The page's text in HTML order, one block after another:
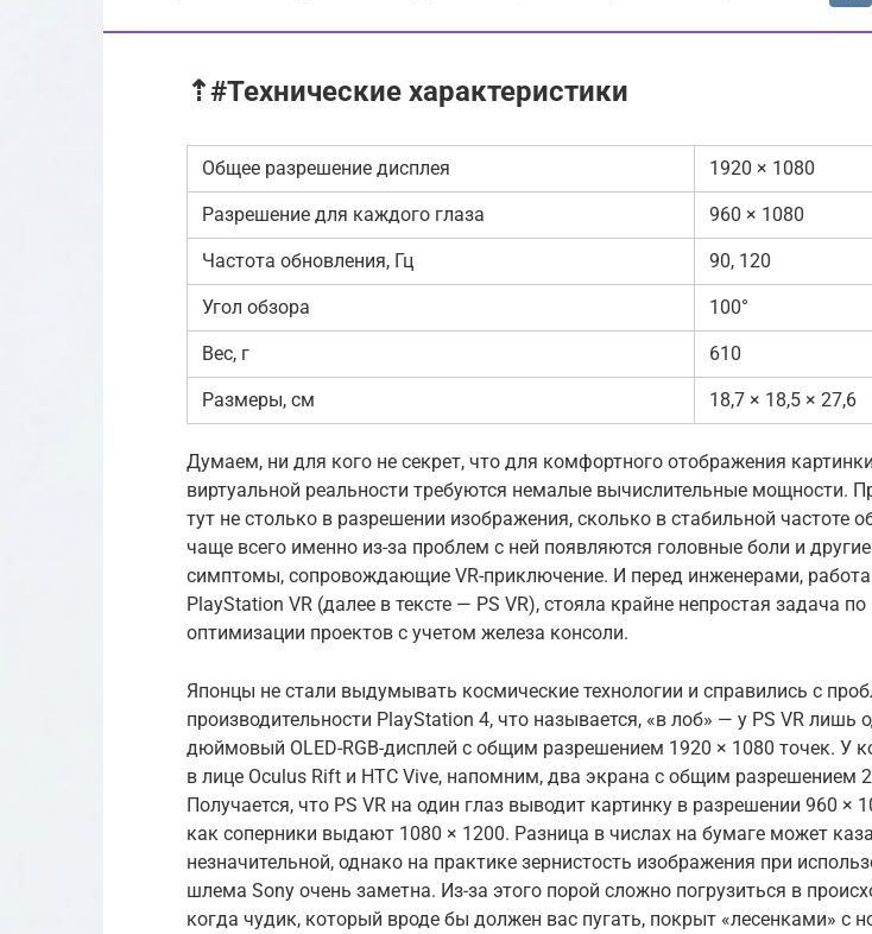
⇡#Технические характеристики
Общее разрешение дисплея 1920 × 1080
Разрешение для каждого глаза 960 × 1080
Частота обновления, Гц 90, 120
Угол обзора 100°
Вес, г 610
Размеры, см 18,7 × 18,5 × 27,6
Думаем, ни для кого не секрет, что для комфортного отображения
виртуальной реальности требуются немалые вычислительные мощности.
тут не столько в разрешении изображения, сколько в стабильной частоте
чаще всего именно из-за проблем с ней появляются головные боли и
симптомы, сопровождающие VR-приключение. И перед инженерами,
PlayStation VR (далее в тексте — PS VR), стояла крайне непростая задача по
оптимизации проектов с учетом железа консоли.
Японцы не стали выдумывать космические технологии и справились с
производительности PlayStation 4, что называется, «в лоб» — у PS VR лишь
дюймовый OLED-RGB-дисплей с общим разрешением 1920 × 1080 точек. У
в лице Oculus Rift и HTC Vive, напомним, два экрана с общим разрешением
Получается, что PS VR на один глаз выводит картинку в разрешении 960 ×
как соперники выдают 1080 × 1200. Разница в числах на бумаге может
незначительной, однако на практике зернистость изображения при
шлема Sony очень заметна. Из-за этого порой сложно погрузиться в
когда чудик, который вроде бы должен вас пугать, покрыт «лесенками» с